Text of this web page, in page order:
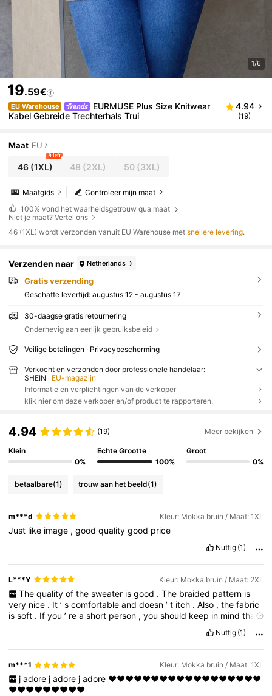
1/6
19.59€
EU Warehouse
EURMUSE Plus Size Knitwear
Kabel Gebreide Trechterhals Trui
4.94
(19)
Maat EU
46(1XL)
9 left
48 (2XL) 50(3XL)
Controleer mijn maat
Maatgids
100% vond het waarheidsgetrouw qua maat
Niet je maat? Vertel ons
​46 (1XL) wordt verzonden vanuit EU Warehouse metsnellere levering.
Verzenden naar Netherlands
Gratis verzending
Geschatte levertijd: augustus 12 - augustus 17
30-daagse gratis retournering
Onderhevig aan eerlijk gebruiksbeleid
Veilige betalingen · Privacybescherming
Verkocht en verzonden door professionele handelaar:
SHEIN
EU-magazijn
Informatie en verplichtingen van de verkoper
klik hier om deze verkoper en/of product te rapporteren.
4.94 (19) Meer bekijken
Klein
0%
Echte Grootte
100%
Groot
0%
betaalbare(1) trouw aan het beeld(1)
m***d Kleur: Mokka bruin / Maat: 1XL
Just like image ,goodqualitygood price
Nuttig (1)
L***Y Kleur: Mokka bruin / Maat: 2XL
The quality of the sweater is good . The braided pattern is
very nice . It’scomfortableanddoesn’t itch .Also ,thefabric
issoft . Ifyou’ reashort person ,youshould keep in mindthat
Nuttig (1)
m***1 Kleur: Mokka bruin / Maat: 1XL
j adore j adore j adore ❤️❤️❤️❤️❤️❤️❤️❤️❤️❤️❤️❤️❤️❤️❤️❤️❤️❤️
❤️❤️❤️❤️❤️❤️❤️❤️❤️